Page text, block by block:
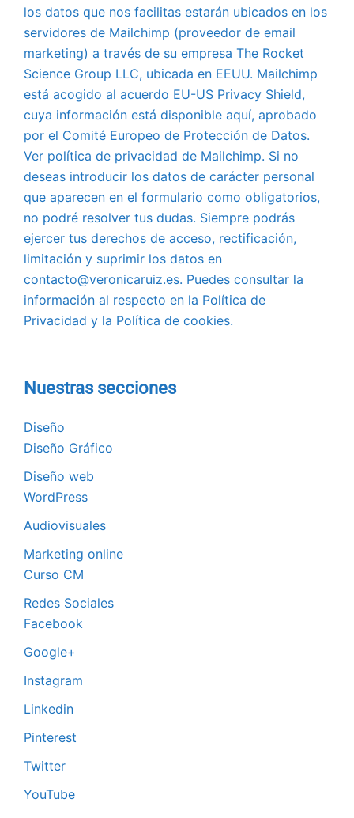
los datos que nos facilitas estarán ubicados en los
servidores de Mailchimp (proveedor de email
marketing) a través de su empresa The Rocket
Science Group LLC, ubicada en EEUU. Mailchimp
está acogido al acuerdo EU-US Privacy Shield,
cuya información está disponible aquí, aprobado
por el Comité Europeo de Protección de Datos.
Ver política de privacidad de Mailchimp. Si no
deseas introducir los datos de carácter personal
que aparecen en el formulario como obligatorios,
no podré resolver tus dudas. Siempre podrás
ejercer tus derechos de acceso, rectificación,
limitación y suprimir los datos en
contacto@veronicaruiz.es. Puedes consultar la
información al respecto en la Política de
Privacidad y la Política de cookies.
Nuestras secciones
Diseño
Diseño Gráfico
Diseño web
WordPress
Audiovisuales
Marketing online
Curso CM
Redes Sociales
Facebook
Google+
Instagram
Linkedin
Pinterest
Twitter
YouTube